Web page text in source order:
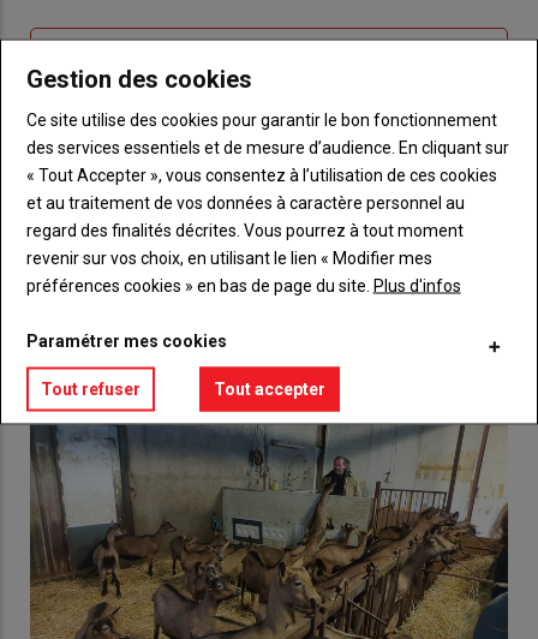
titre
TITRE CRÉEZ UN COMPTE
BodyChoisissez votre formule et créez votre
compte pour accéder à tout {nom-site}.
Lien Créez un compte
VOUS AIMEREZ AUSSI
Gestion des cookies
Ce site utilise des cookies pour garantir le bon fonctionnement
des services essentiels et de mesure d’audience. En cliquant sur
« Tout Accepter », vous consentez à l’utilisation de ces cookies
et au traitement de vos données à caractère personnel au
regard des finalités décrites. Vous pourrez à tout moment
revenir sur vos choix, en utilisant le lien « Modifier mes
préférences cookies » en bas de page du site. Plus d'infos
Paramétrer mes cookies
Tout refuser Tout accepter